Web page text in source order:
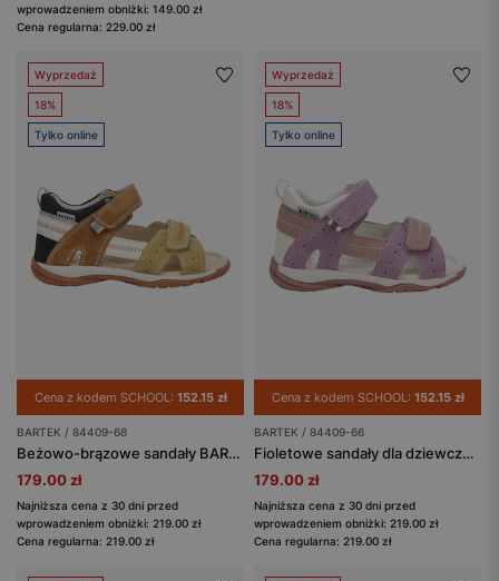
wprowadzeniem obniżki: 149.00 zł
Cena regularna: 229.00 zł
Wyprzedaż
18%
Tylko online
Cena z kodem SCHOOL: 152.15 zł
BARTEK / 84409-68
Beżowo-brązowe sandały BARTEK 84409-68
179.00 zł
Najniższa cena z 30 dni przed
wprowadzeniem obniżki: 219.00 zł
Cena regularna: 219.00 zł
Wyprzedaż
18%
Tylko online
Cena z kodem SCHOOL: 152.15 zł
BARTEK / 84409-66
Fioletowe sandały dla dziewczynki BARTEK 84409-66
179.00 zł
Najniższa cena z 30 dni przed
wprowadzeniem obniżki: 219.00 zł
Cena regularna: 219.00 zł